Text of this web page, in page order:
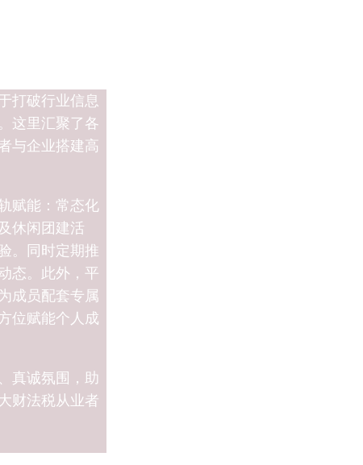
打破行业信息
这里汇聚了各
与企业搭建高
赋能：常态化
休闲团建活
。同时定期推
态。此外，平
成员配套专属
位赋能个人成
真诚氛围，助
财法税从业者